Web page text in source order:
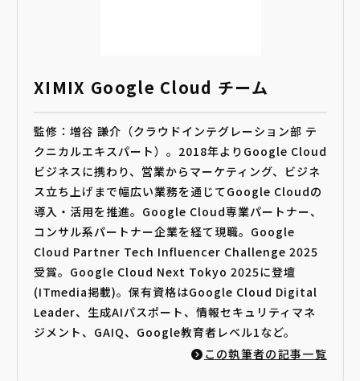
XIMIX Google Cloud チーム
監修：増谷 謙介（クラウドインテグレーション部 テ
クニカルエキスパート）。2018年よりGoogle Cloud
ビジネスに携わり、営業からマーケティング、ビジネ
ス立ち上げまで幅広い業務を通じてGoogle Cloudの
導入・活用を推進。Google Cloud専業パートナー、
コンサル系パートナー企業を経て現職。Google
Cloud Partner Tech Influencer Challenge 2025
受賞。Google Cloud Next Tokyo 2025に登壇
(ITmedia掲載)。保有資格はGoogle Cloud Digital
Leader、生成AIパスポート、情報セキュリティマネ
ジメント、GAIQ、Google教育者レベル1など。
この執筆者の記事一覧